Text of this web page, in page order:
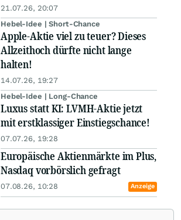
21.07.26, 20:07
Hebel-Idee | Short-Chance
Apple-Aktie viel zu teuer? Dieses
Allzeithoch dürfte nicht lange
halten!
14.07.26, 19:27
Hebel-Idee | Long-Chance
Luxus statt KI: LVMH-Aktie jetzt
mit erstklassiger Einstiegschance!
07.07.26, 19:28
Europäische Aktienmärkte im Plus,
Nasdaq vorbörslich gefragt
07.08.26, 10:28 Anzeige